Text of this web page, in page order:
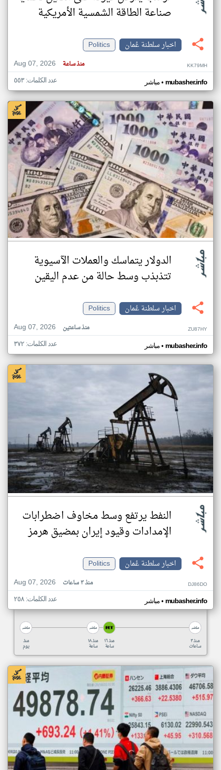
صناعة الطاقة الشمسية الأمريكية
اخبار سلطنة عُمان
Politics
Aug 07, 2026
منذ ساعة KK79MH
مباشر• mubasher.info عدد الكلمات: ٥٥٣
الدولار يتماسك والعملات الآسيوية
تتذبذب وسط حالة من عدم اليقين
اخبار سلطنة عُمان
Politics
Aug 07, 2026
منذ ساعتين ZU87HY
مباشر• mubasher.info عدد الكلمات: ٣٧٢
النفط يرتفع وسط مخاوف اضطرابات
الإمدادات وقيود إيران بمضيق هرمز
اخبار سلطنة عُمان
Politics
Aug 07, 2026
منذ ٣ ساعات DJ86DO
مباشر• mubasher.info عدد الكلمات: ٢٥٨
منذ
يوم
منذ ١٨
ساعة
منذ ١٦
ساعة
منذ ٣
ساعات